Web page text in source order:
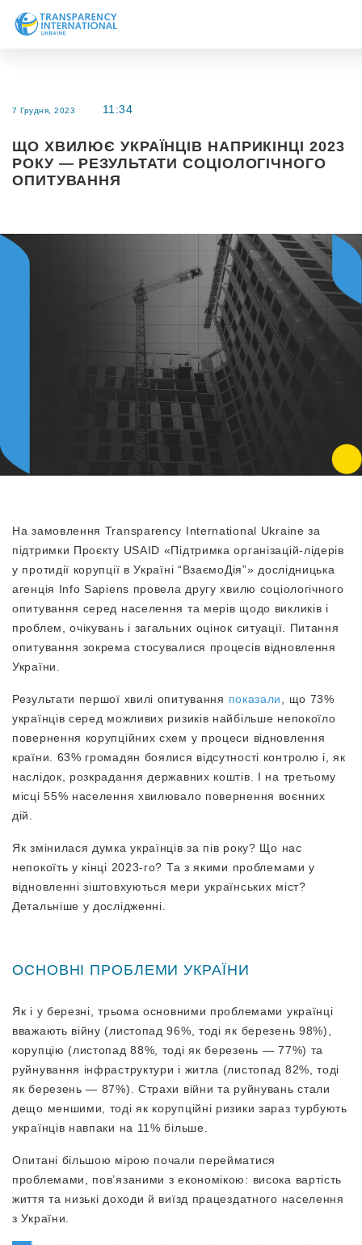
Дослідження
Напрями роботи
Долучитися
7 Грудня, 2023 11:34
ЩО ХВИЛЮЄ УКРАЇНЦІВ НАПРИКІНЦІ 2023
РОКУ — РЕЗУЛЬТАТИ СОЦІОЛОГІЧНОГО
ОПИТУВАННЯ
На замовлення Transparency International Ukraine за
підтримки Проєкту USAID «Підтримка організацій-лідерів
у протидії корупції в Україні “ВзаємоДія”» дослідницька
агенція Info Sapiens провела другу хвилю соціологічного
опитування серед населення та мерів щодо викликів і
проблем, очікувань і загальних оцінок ситуації. Питання
опитування зокрема стосувалися процесів відновлення
України.
Результати першої хвилі опитування показали
, що 73%
українців серед можливих ризиків найбільше непокоїло
повернення корупційних схем у процеси відновлення
країни. 63% громадян боялися відсутності контролю і, як
наслідок, розкрадання державних коштів. І на третьому
місці 55% населення хвилювало повернення воєнних
дій.
Як змінилася думка українців за пів року? Що нас
непокоїть у кінці 2023-го? Та з якими проблемами у
відновленні зіштовхуються мери українських міст?
Детальніше у дослідженні.
ОСНОВНІ ПРОБЛЕМИ УКРАЇНИ
Як і у березні, трьома основними проблемами українці
вважають війну (листопад 96%, тоді як березень 98%),
корупцію (листопад 88%, тоді як березень — 77%) та
руйнування інфраструктури і житла (листопад 82%, тоді
як березень — 87%). Страхи війни та руйнувань стали
дещо меншими, тоді як корупційні ризики зараз турбують
українців навпаки на 11% більше.
Опитані більшою мірою почали перейматися
проблемами, пов’язаними з економікою: висока вартість
життя та низькі доходи й виїзд працездатного населення
з України.